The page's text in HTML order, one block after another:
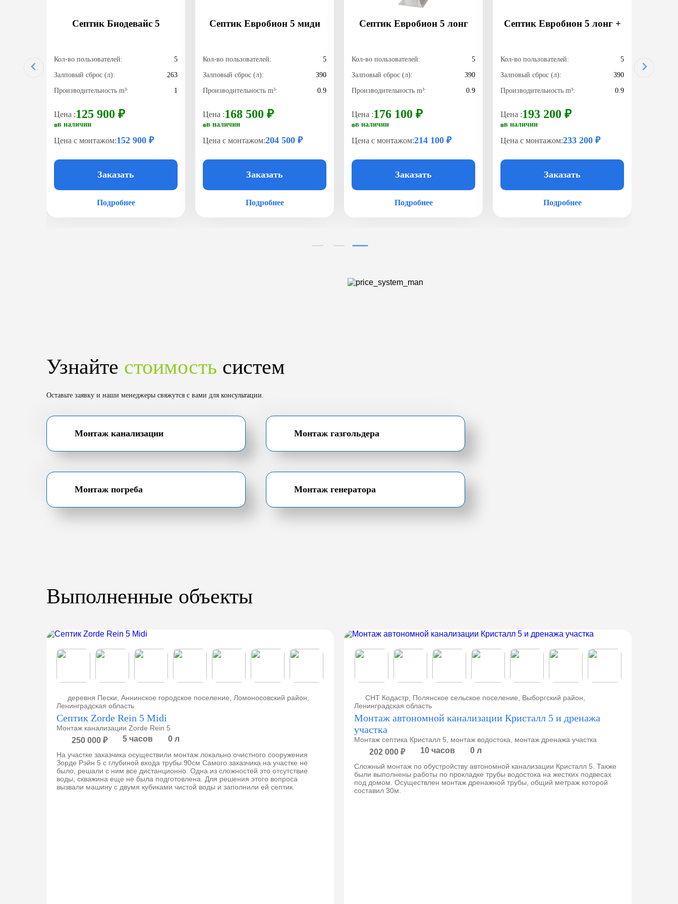
Септик Биодевайс 5
Кол-во пользователей: 5
Залповый сброс (л): 263
Производительность m³: 1
Цена :125 900 ₽
в наличии
Цена с монтажом:152 900 ₽
Заказать
Подробнее
Септик Евробион 5 миди
Кол-во пользователей: 5
Залповый сброс (л): 390
Производительность m³: 0.9
Цена :168 500 ₽
в наличии
Цена с монтажом:204 500 ₽
Заказать
Подробнее
Септик Евробион 5 лонг
Кол-во пользователей: 5
Залповый сброс (л): 390
Производительность m³: 0.9
Цена :176 100 ₽
в наличии
Цена с монтажом:214 100 ₽
Заказать
Подробнее
Септик Евробион 5 лонг +
Кол-во пользователей: 5
Залповый сброс (л): 390
Производительность m³: 0.9
Цена :193 200 ₽
в наличии
Цена с монтажом:233 200 ₽
Заказать
Подробнее
Узнайте стоимость систем
Оставьте заявку и наши менеджеры свяжутся с вами для консультации.
Монтаж канализации Монтаж газгольдера
Монтаж погреба Монтаж генератора
Выполненные объекты
деревня Пески, Аннинское городское поселение, Ломоносовский район,
Ленинградская область
Септик Zorde Rein 5 Midi
Монтаж канализации Zorde Rein 5
250 000 ₽ 5 часов 0 л
На участке заказчика осуществили монтаж локально очистного сооружения
Зорде Рэйн 5 с глубиной входа трубы 90см Самого заказчика на участке не
было, решали с ним все дистанционно. Одна из сложностей это отсутствие
воды, скважина еще не была подготовлена. Для решения этого вопроса
вызвали машину с двумя кубиками чистой воды и заполнили ей септик.
СНТ Кодастр, Полянское сельское поселение, Выборгский район,
Ленинградская область
Монтаж автономной канализации Кристалл 5 и дренажа
участка
Монтаж септика Кристалл 5, монтаж водостока, монтаж дренажа участка
202 000 ₽ 10 часов 0 л
Сложный монтаж по обустройству автономной канализации Кристалл 5. Также
были выполнены работы по прокладке трубы водостока на жестких подвесах
под домом. Осуществлен монтаж дренажной трубы, общий метраж которой
составил 30м.